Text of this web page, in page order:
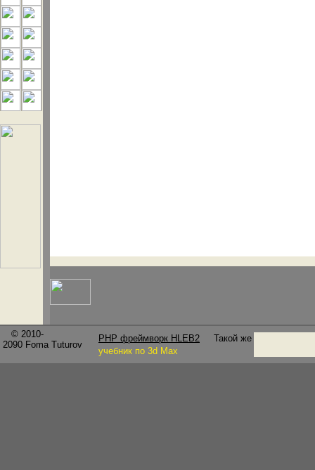
© 2010-
2090 Foma Tuturov
PHP фреймворк HLEB2
Такой же
учебник по 3d Max